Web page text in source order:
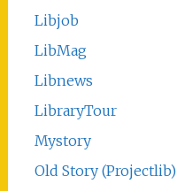
Libjob
LibMag
Libnews
LibraryTour
Mystory
Old Story (Projectlib)